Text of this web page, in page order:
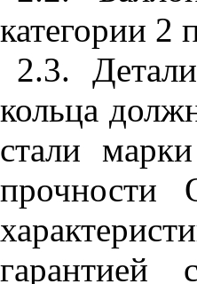
категории 2
2.3.
кольца
стали
прочности
гарантией